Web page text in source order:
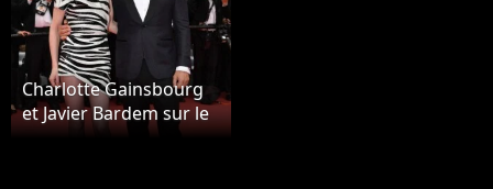
Charlotte Gainsbourg
et Javier Bardem sur le
red carpet, à